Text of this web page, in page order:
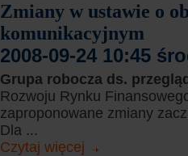
Zmiany w ustawie o
komunikacyjnym
2008-09-24 10:45
Grupa robocza ds.
Rozwoju Rynku
zaproponowane zmiany
Dla ...
Czytaj więcej